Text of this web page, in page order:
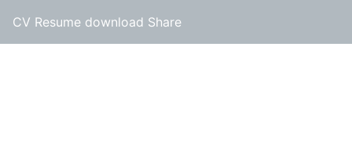
CV Resume download Share